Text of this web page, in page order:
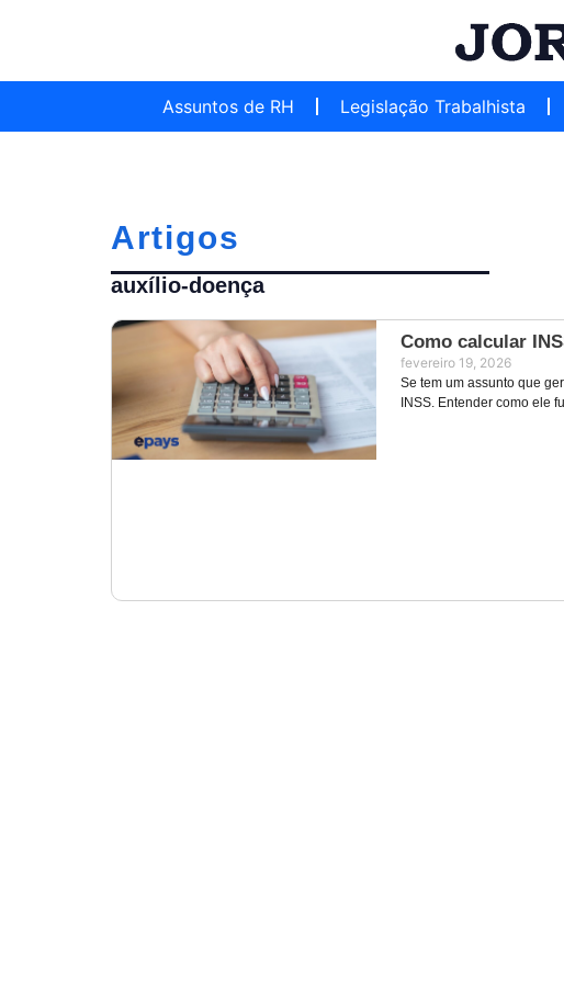
Assuntos de RH Legislação Trabalhista
Artigos
auxílio-doença
Como calcular
fevereiro 19, 2026
Se tem um assunto que
INSS. Entender como ele